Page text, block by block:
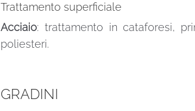
Trattamento superficiale
Acciaio: trattamento in cataforesi,
poliesteri.
GRADINI